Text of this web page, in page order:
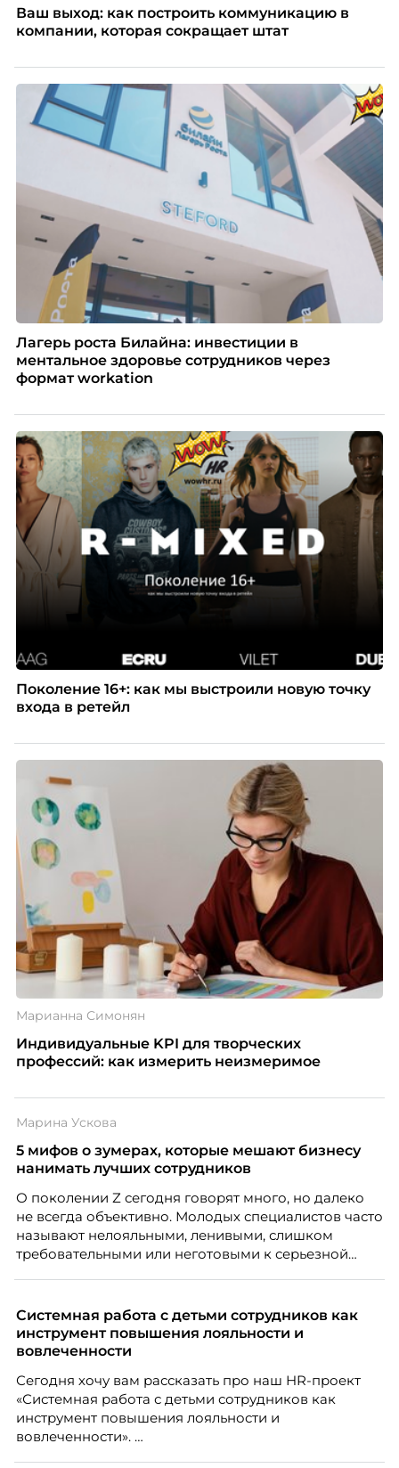
Ваш выход: как построить коммуникацию в
компании, которая сокращает штат
Лагерь роста Билайна: инвестиции в
ментальное здоровье сотрудников через
формат workation
Поколение 16+: как мы выстроили новую точку
входа в ретейл
Марианна Симонян
Индивидуальные KPI для творческих
профессий: как измерить неизмеримое
Марина Ускова
5 мифов о зумерах, которые мешают бизнесу
нанимать лучших сотрудников
О поколении Z сегодня говорят много, но далеко
не всегда объективно. Молодых специалистов часто
называют нелояльными, ленивыми, слишком
требовательными или неготовыми к серьезной
кадровых ошибок. В этой статье Марина Ускова,
руководитель отдела подбора персонала
рекрутинговой компании, разбирает самые
почему устаревшие представления мешают
бизнесу находить и удерживать сильных
сотрудников.
Системная работа с детьми сотрудников как
инструмент повышения лояльности и
вовлеченности
Сегодня хочу вам рассказать про наш HR-проект
«Системная работа с детьми сотрудников как
инструмент повышения лояльности и
вовлеченности».